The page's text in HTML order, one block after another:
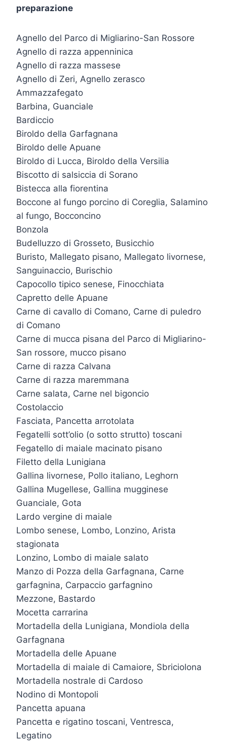
preparazione
Agnello del Parco di Migliarino-San Rossore
Agnello di razza appenninica
Agnello di razza massese
Agnello di Zeri, Agnello zerasco
Ammazzafegato
Barbina, Guanciale
Bardiccio
Biroldo della Garfagnana
Biroldo delle Apuane
Biroldo di Lucca, Biroldo della Versilia
Biscotto di salsiccia di Sorano
Bistecca alla fiorentina
Boccone al fungo porcino di Coreglia, Salamino
al fungo, Bocconcino
Bonzola
Budelluzzo di Grosseto, Busicchio
Buristo, Mallegato pisano, Mallegato livornese,
Sanguinaccio, Burischio
Capocollo tipico senese, Finocchiata
Capretto delle Apuane
Carne di cavallo di Comano, Carne di puledro
di Comano
Carne di mucca pisana del Parco di Migliarino-
San rossore, mucco pisano
Carne di razza Calvana
Carne di razza maremmana
Carne salata, Carne nel bigoncio
Costolaccio
Fasciata, Pancetta arrotolata
Fegatelli sott’olio (o sotto strutto) toscani
Fegatello di maiale macinato pisano
Filetto della Lunigiana
Gallina livornese, Pollo italiano, Leghorn
Gallina Mugellese, Gallina mugginese
Guanciale, Gota
Lardo vergine di maiale
Lombo senese, Lombo, Lonzino, Arista
stagionata
Lonzino, Lombo di maiale salato
Manzo di Pozza della Garfagnana, Carne
garfagnina, Carpaccio garfagnino
Mezzone, Bastardo
Mocetta carrarina
Mortadella della Lunigiana, Mondiola della
Garfagnana
Mortadella delle Apuane
Mortadella di maiale di Camaiore, Sbriciolona
Mortadella nostrale di Cardoso
Nodino di Montopoli
Pancetta apuana
Pancetta e rigatino toscani, Ventresca,
Legatino